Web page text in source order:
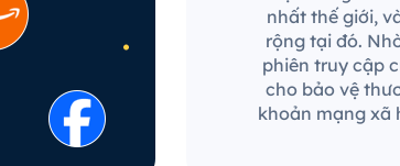
nhất thế giới,
rộng tại đó.
phiên truy cập
cho bảo vệ
khoản mạng xã